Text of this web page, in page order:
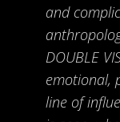
and
DOUBLE
emotional,
line of